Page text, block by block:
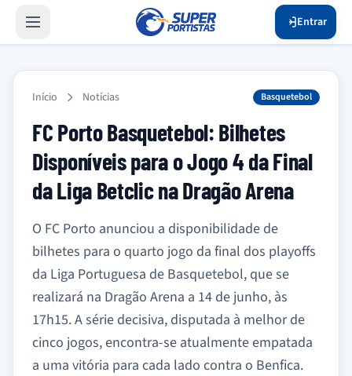
Entrar
Início Notícias Basquetebol
FC Porto Basquetebol: Bilhetes
Disponíveis para o Jogo 4 da Final
da Liga Betclic na Dragão Arena
O FC Porto anunciou a disponibilidade de
bilhetes para o quarto jogo da final dos playoffs
da Liga Portuguesa de Basquetebol, que se
realizará na Dragão Arena a 14 de junho, às
17h15. A série decisiva, disputada à melhor de
cinco jogos, encontra-se atualmente empatada
a uma vitória para cada lado contra o Benfica.